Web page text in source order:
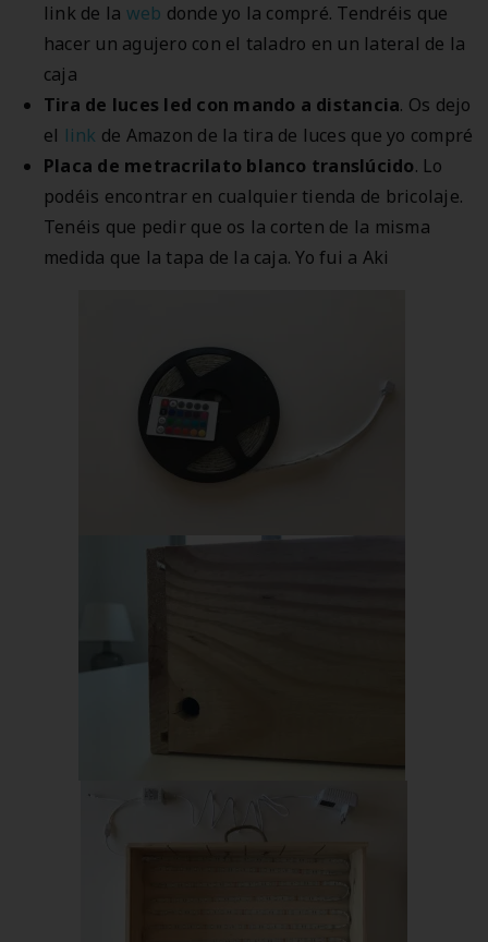
link de la web donde yo la compré. Tendréis que
hacer un agujero con el taladro en un lateral de la
caja
Tira de luces led con mando a distancia. Os dejo
el link de Amazon de la tira de luces que yo compré
Placa de metracrilato blanco translúcido. Lo
podéis encontrar en cualquier tienda de bricolaje.
Tenéis que pedir que os la corten de la misma
medida que la tapa de la caja. Yo fui a Aki